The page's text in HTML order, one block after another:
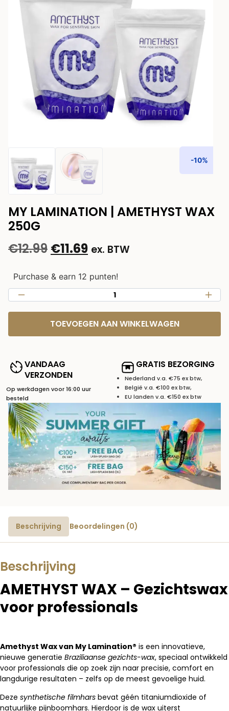
-10%
MY LAMINATION | AMETHYST WAX
250G
€12.99 €11.69 ex. BTW
Purchase & earn 12 punten!
TOEVOEGEN AAN WINKELWAGEN
VANDAAG
VERZONDEN
Op werkdagen voor 16:00 uur
besteld
GRATIS BEZORGING
Nederland v.a. €75 ex btw,
België v.a. €100 ex btw,
EU landen v.a. €150 ex btw
Beschrijving Beoordelingen (0)
Beschrijving
AMETHYST WAX – Gezichtswax
voor professionals
Amethyst Wax van My Lamination® is een innovatieve,
nieuwe generatie Braziliaanse gezichts-wax, speciaal ontwikkeld
voor professionals die op zoek zijn naar precisie, comfort en
langdurige resultaten – zelfs op de meest gevoelige huid.
Deze synthetische filmhars bevat géén titaniumdioxide of
natuurlijke pijnboomhars. Hierdoor is de wax uiterst